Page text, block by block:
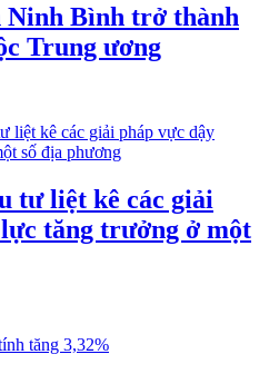
Ninh Bình trở thành
Trung ương
tư liệt kê các giải
tăng trưởng ở một